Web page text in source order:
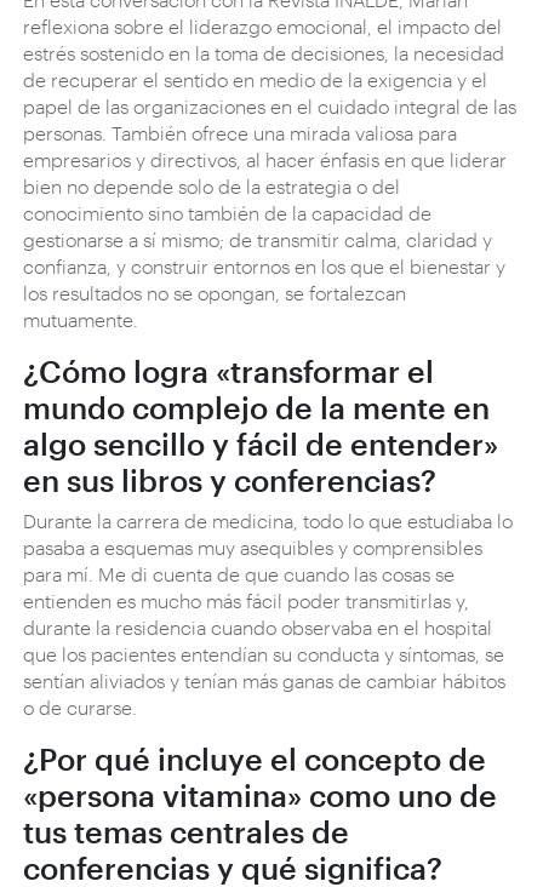
reflexiona sobre el liderazgo emocional, el impacto del
estrés sostenido en la toma de decisiones, la necesidad
de recuperar el sentido en medio de la exigencia y el
papel de las organizaciones en el cuidado integral de las
personas. También ofrece una mirada valiosa para
empresarios y directivos, al hacer énfasis en que liderar
bien no depende solo de la estrategia o del
conocimiento sino también de la capacidad de
gestionarse a sí mismo; de transmitir calma, claridad y
confianza, y construir entornos en los que el bienestar y
los resultados no se opongan, se fortalezcan
mutuamente.
¿Cómo logra «transformar el
mundo complejo de la mente en
algo sencillo y fácil de entender»
en sus libros y conferencias?
Durante la carrera de medicina, todo lo que estudiaba lo
pasaba a esquemas muy asequibles y comprensibles
para mí. Me di cuenta de que cuando las cosas se
entienden es mucho más fácil poder transmitirlas y,
durante la residencia cuando observaba en el hospital
que los pacientes entendían su conducta y síntomas, se
sentían aliviados y tenían más ganas de cambiar hábitos
o de curarse.
¿Por qué incluye el concepto de
«persona vitamina» como uno de
tus temas centrales de
conferencias y qué significa?